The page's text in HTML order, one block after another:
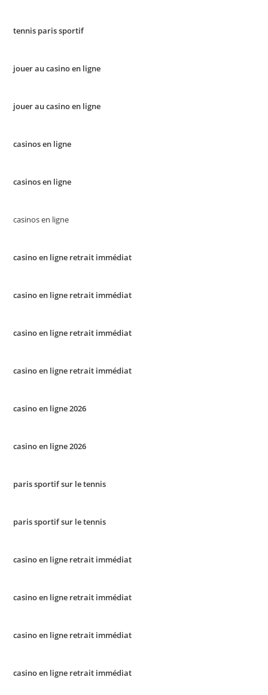
tennis paris sportif
jouer au casino en ligne
jouer au casino en ligne
casinos en ligne
casinos en ligne
casinos en ligne
casino en ligne retrait immédiat
casino en ligne retrait immédiat
casino en ligne retrait immédiat
casino en ligne retrait immédiat
casino en ligne 2026
casino en ligne 2026
paris sportif sur le tennis
paris sportif sur le tennis
casino en ligne retrait immédiat
casino en ligne retrait immédiat
casino en ligne retrait immédiat
casino en ligne retrait immédiat